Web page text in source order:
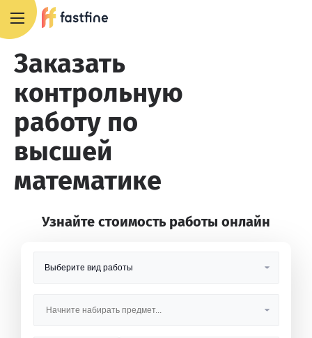
Заказать
контрольную
работу по
высшей
математике
Узнайте стоимость работы онлайн